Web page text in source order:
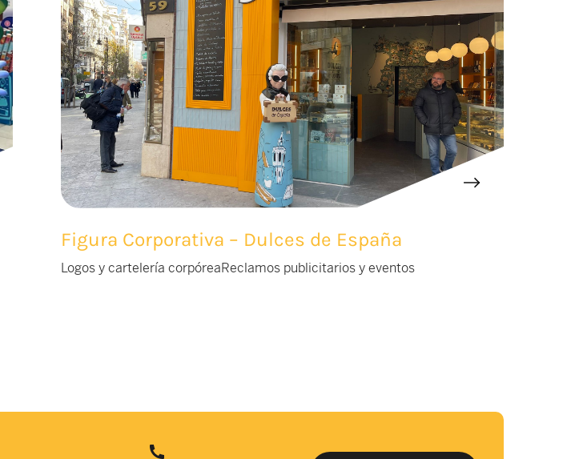
Figura Corporativa – Dulces de España
Logos y cartelería corpóreaReclamos publicitarios y eventos